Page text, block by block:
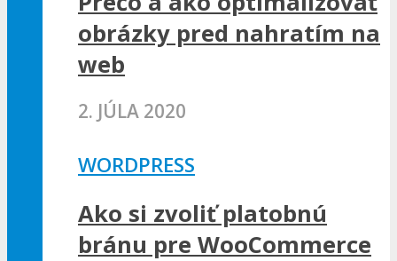
obrázky pred nahratím na
web
2. JÚLA 2020
WORDPRESS
Ako si zvoliť platobnú
bránu pre WooCommerce